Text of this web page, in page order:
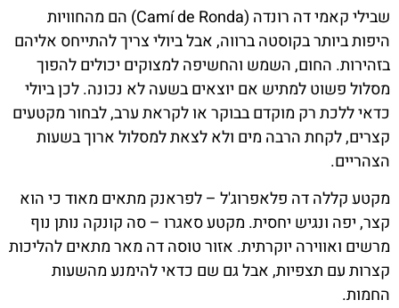
שבילי קאמי דה רונדה (Camí de Ronda) הם מהחוויות
היפות ביותר בקוסטה ברווה, אבל ביולי צריך להתייחס אליהם
בזהירות. החום, השמש והחשיפה למצוקים יכולים להפוך
מסלול פשוט למתיש אם יוצאים בשעה לא נכונה. לכן ביולי
כדאי ללכת רק מוקדם בבוקר או לקראת ערב, לבחור מקטעים
קצרים, לקחת הרבה מים ולא לצאת למסלול ארוך בשעות
הצהריים.
מקטע קללה דה פלאפרוג'ל – לפראנק מתאים מאוד כי הוא
קצר, יפה ונגיש יחסית. מקטע סאגרו – סה קונקה נותן נוף
מרשים ואווירה יוקרתית. אזור טוסה דה מאר מתאים להליכות
קצרות עם תצפיות, אבל גם שם כדאי להימנע מהשעות
החמות.